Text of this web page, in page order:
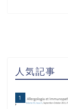
人気記事
1